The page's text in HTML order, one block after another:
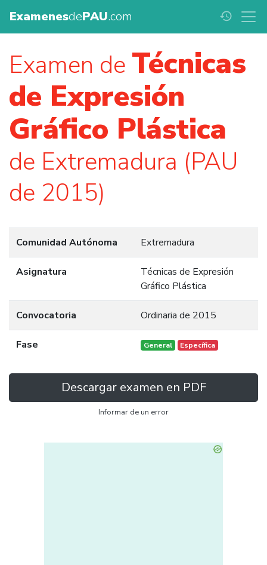
ExamenesdePAU.com history
Examen de Técnicas
de Expresión
Gráfico Plástica
de Extremadura (PAU
de 2015)
Comunidad Autónoma Extremadura
Asignatura
Técnicas de Expresión
Gráfico Plástica
Convocatoria Ordinaria de 2015
Fase General Específica
Descargar examen en PDF
Informar de un error